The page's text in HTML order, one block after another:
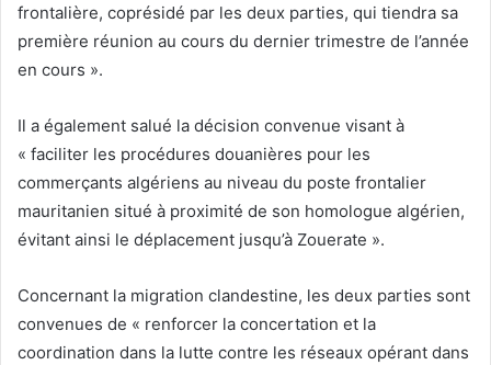
frontalière, coprésidé par les deux parties, qui tiendra sa
première réunion au cours du dernier trimestre de l’année
en cours ».
Il a également salué la décision convenue visant à
« faciliter les procédures douanières pour les
commerçants algériens au niveau du poste frontalier
mauritanien situé à proximité de son homologue algérien,
évitant ainsi le déplacement jusqu’à Zouerate ».
Concernant la migration clandestine, les deux parties sont
convenues de « renforcer la concertation et la
coordination dans la lutte contre les réseaux opérant dans